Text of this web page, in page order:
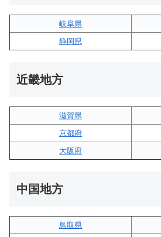
岐阜県
静岡県
近畿地方
滋賀県
京都府
大阪府
中国地方
鳥取県